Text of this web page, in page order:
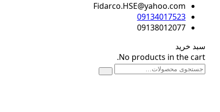
Fidarco.HSE@yahoo.com
09134017523
09138012077
سبد خرید
No products in the cart.